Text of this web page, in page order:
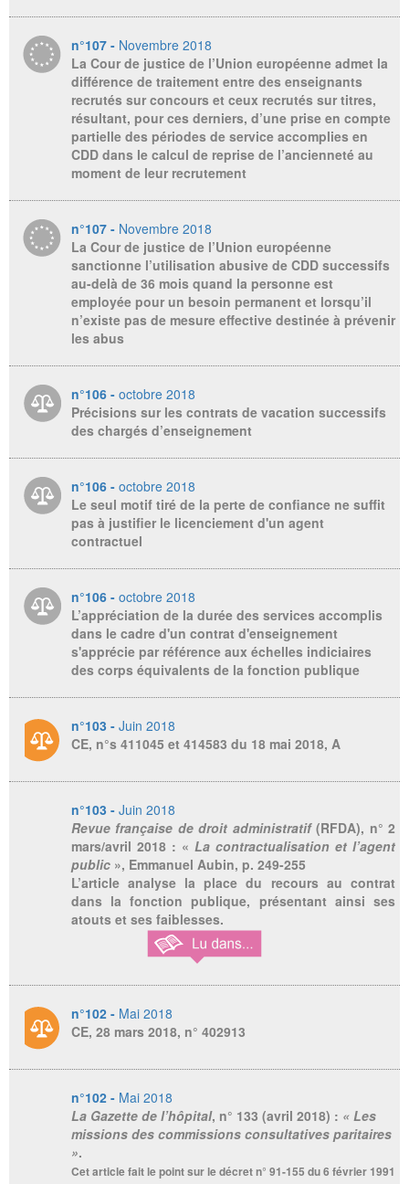
n°107 - Novembre 2018
La Cour de justice de l’Union européenne admet la
différence de traitement entre des enseignants
recrutés sur concours et ceux recrutés sur titres,
résultant, pour ces derniers, d’une prise en compte
partielle des périodes de service accomplies en
CDD dans le calcul de reprise de l’ancienneté au
moment de leur recrutement
n°107 - Novembre 2018
La Cour de justice de l’Union européenne
sanctionne l’utilisation abusive de CDD successifs
au-delà de 36 mois quand la personne est
employée pour un besoin permanent et lorsqu’il
n’existe pas de mesure effective destinée à prévenir
les abus
n°106 - octobre 2018
Précisions sur les contrats de vacation successifs
des chargés d’enseignement
n°106 - octobre 2018
Le seul motif tiré de la perte de confiance ne suffit
pas à justifier le licenciement d'un agent
contractuel
n°106 - octobre 2018
L’appréciation de la durée des services accomplis
dans le cadre d'un contrat d'enseignement
s'apprécie par référence aux échelles indiciaires
des corps équivalents de la fonction publique
n°103 - Juin 2018
CE, n°s 411045 et 414583 du 18 mai 2018, A
n°103 - Juin 2018
Revue française de droit administratif(RFDA), n° 2
mars/avril 2018 : « La contractualisation et l’agent
public», Emmanuel Aubin, p. 249-255
L’article analyse la place du recours au contrat
dans la fonction publique, présentant ainsi ses
atouts et ses faiblesses.
n°102 - Mai 2018
CE, 28 mars 2018, n° 402913
n°102 - Mai 2018
La Gazette de l’hôpital, n° 133 (avril 2018) : « Les
missions des commissions consultatives paritaires
».
Cet article fait le point sur le décret n° 91-155 du 6 février 1991